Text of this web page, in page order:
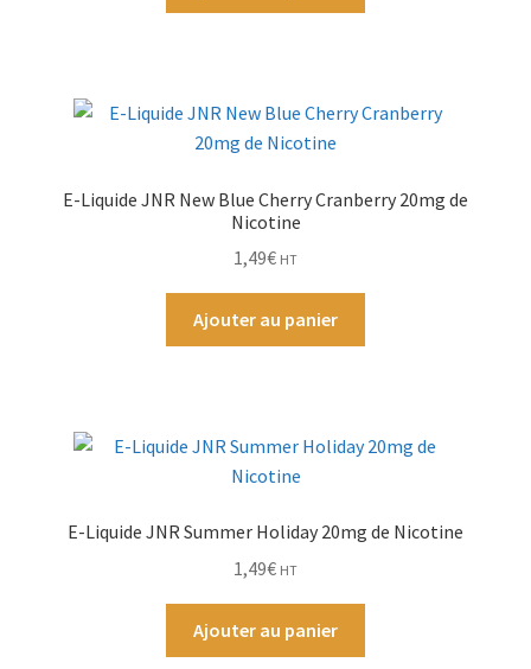
E-Liquide JNR New Blue Cherry Cranberry 20mg de
Nicotine
1,49€ HT
Ajouter au panier
E-Liquide JNR Summer Holiday 20mg de Nicotine
1,49€ HT
Ajouter au panier